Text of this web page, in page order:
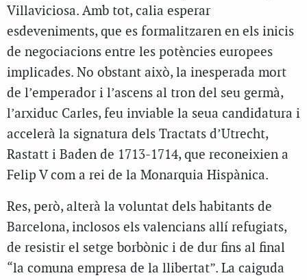
Villaviciosa. Amb tot, calia esperar
esdeveniments, que es formalitzaren en els inicis
de negociacions entre les potències europees
implicades. No obstant això, la inesperada mort
de l’emperador i l’ascens al tron del seu germà,
l’arxiduc Carles, feu inviable la seua candidatura i
accelerà la signatura dels Tractats d’Utrecht,
Rastatt i Baden de 1713-1714, que reconeixien a
Felip V com a rei de la Monarquia Hispànica.
Res, però, alterà la voluntat dels habitants de
Barcelona, inclosos els valencians allí refugiats,
de resistir el setge borbònic i de dur fins al final
“la comuna empresa de la llibertat”. La caiguda